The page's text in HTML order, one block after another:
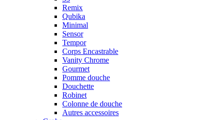
Remix
Qubika
Minimal
Sensor
Tempor
Corps Encastrable
Vanity Chrome
Gourmet
Pomme douche
Douchette
Robinet
Colonne de douche
Autres accessoires